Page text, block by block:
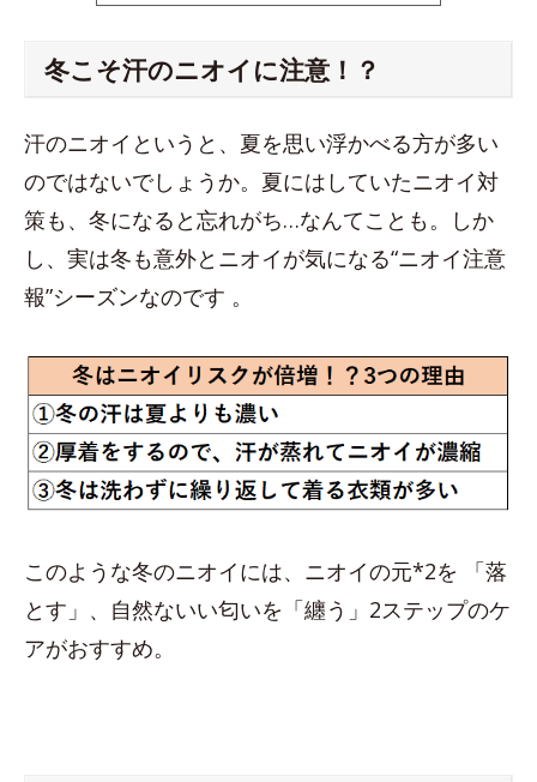
冬こそ汗のニオイに注意！？
汗のニオイというと、夏を思い浮かべる方が多い
のではないでしょうか。夏にはしていたニオイ対
策も、冬になると忘れがち…なんてことも。しか
し、実は冬も意外とニオイが気になる“ニオイ注意
報”シーズンなのです 。
このような冬のニオイには、ニオイの元*2を 「落
とす」、自然ないい匂いを「纏う」2ステップのケ
アがおすすめ。